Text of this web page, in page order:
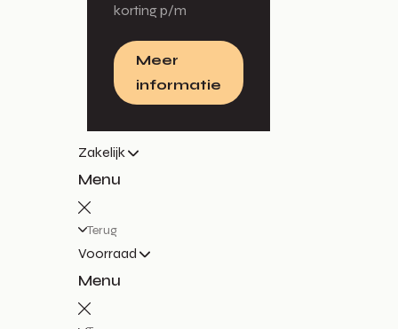
korting p/m
Meer
informatie
Zakelijk
Menu
Terug
Voorraad
Menu